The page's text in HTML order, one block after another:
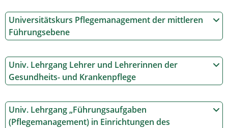
Universitätskurs Pflegemanagement der mittleren
Führungsebene
Univ. Lehrgang Lehrer und Lehrerinnen der
Gesundheits- und Krankenpflege
Univ. Lehrgang „Führungsaufgaben
(Pflegemanagement) in Einrichtungen des